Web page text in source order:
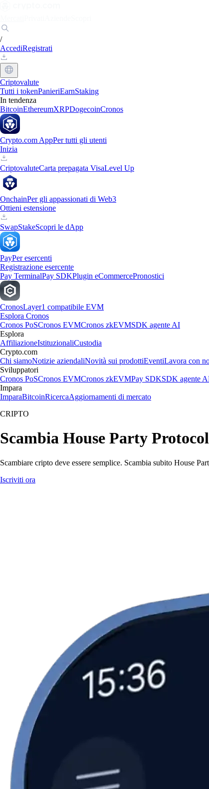
/
AccediRegistrati
Criptovalute
Tutti i tokenPanieriEarnStaking
In tendenza
BitcoinEthereumXRPDogecoinCronos
Crypto.com AppPer tutti gli utenti
Inizia
CriptovaluteCarta prepagata VisaLevel Up
OnchainPer gli appassionati di Web3
Ottieni estensione
SwapStakeScopri le dApp
PayPer esercenti
Registrazione esercente
Pay TerminalPay SDKPlugin eCommercePronostici
CronosLayer1 compatibile EVM
Esplora Cronos
Cronos PoSCronos EVMCronos zkEVMSDK agente AI
Esplora
AffiliazioneIstituzionaliCustodia
Crypto.com
Chi siamoNotizie aziendaliNovità sui prodottiEventiLavora con
Sviluppatori
Cronos PoSCronos EVMCronos zkEVMPay SDKSDK agente
Impara
ImparaBitcoinRicercaAggiornamenti di mercato
CRIPTO
Scambia House Party
Scambiare cripto deve essere semplice. Scambia subito House
Iscriviti ora